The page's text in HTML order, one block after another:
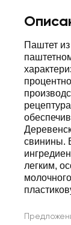
Паштет
свинины.
легким,